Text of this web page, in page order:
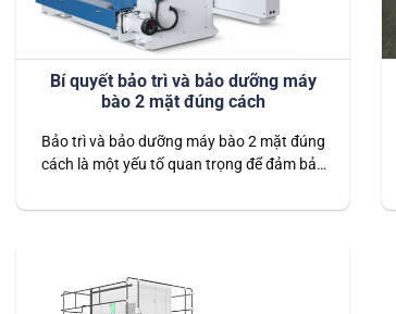
Bí quyết bảo trì và bảo dưỡng máy
bào 2 mặt đúng cách
Bảo trì và bảo dưỡng máy bào 2 mặt đúng
cách là một yếu tố quan trọng để đảm bảo
và đảm bảo an toàn cho người sử dụng.